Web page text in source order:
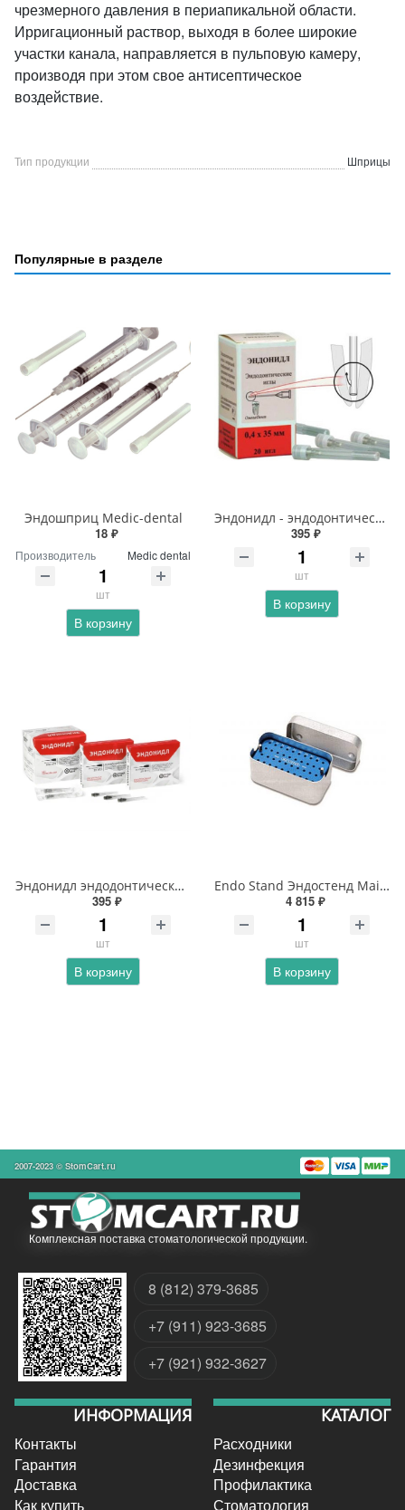
чрезмерного давления в периапикальной области.
Ирригационный раствор, выходя в более широкие
участки канала, направляется в пульповую камеру,
производя при этом свое антисептическое
воздействие.
Тип продукции Шприцы
Популярные в разделе
Эндошприц Medic-dental
18 ₽
Производитель Medic dental
шт
В корзину
Эндонидл - эндодонтические иглы 0, 4х35мм
395 ₽
шт
В корзину
Эндонидл эндодонтические иглы 0, 35x25mm (28Gx1»)
395 ₽
шт
В корзину
Endo Stand Эндостенд Maillefer
4 815 ₽
шт
В корзину
2007-2023 © StomCart.ru
Комплексная поставка стоматологической продукции.
8 (812) 379-3685
+7 (911) 923-3685
+7 (921) 932-3627
ИНФОРМАЦИЯ
Контакты
Гарантия
Доставка
Как купить
КАТАЛОГ
Расходники
Дезинфекция
Профилактика
Стоматология